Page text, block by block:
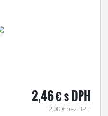
2,46 € s DPH
2,00 € bez DPH